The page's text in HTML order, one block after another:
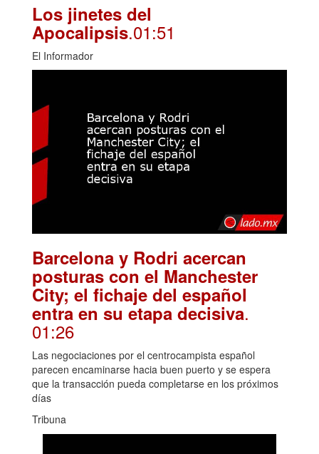
Los jinetes del
Apocalipsis.01:51
El Informador
Barcelona y Rodri acercan
posturas con el Manchester
City; el fichaje del español
entra en su etapa decisiva.
01:26
Las negociaciones por el centrocampista español
parecen encaminarse hacia buen puerto y se espera
que la transacción pueda completarse en los próximos
días
Tribuna